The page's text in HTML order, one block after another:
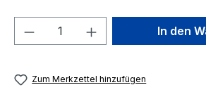
Produkt Anzahl: GibIn den
Zum Merkzettel hinzufügen